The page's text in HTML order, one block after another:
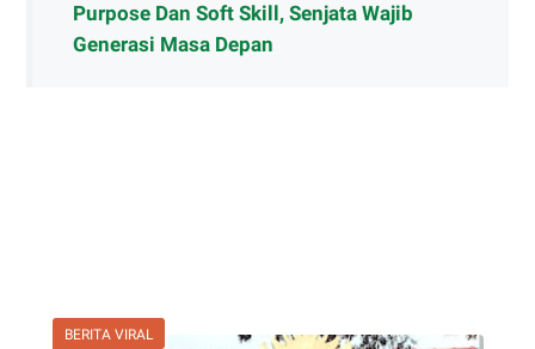
Purpose Dan Soft Skill, Senjata Wajib
Generasi Masa Depan
BERITA VIRAL